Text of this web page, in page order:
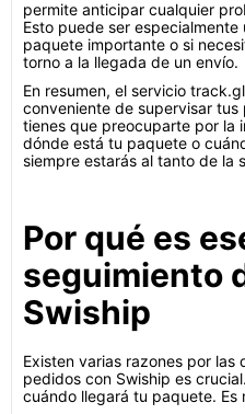
permite anticipar cualquier
Esto puede ser
paquete importante o si
torno a la llegada de un envío.
En resumen, el servicio
conveniente de supervisar tus
tienes que preocuparte por la
dónde está tu paquete o
siempre estarás al tanto de la
Por qué es
seguimiento
Swiship
Existen varias razones por las
pedidos con Swiship es
cuándo llegará tu paquete. Es